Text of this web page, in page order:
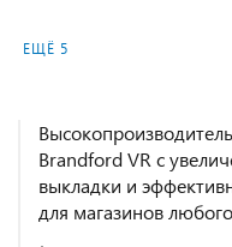
ЕЩЁ 5
Brandford VR с
выкладки и
для магазинов